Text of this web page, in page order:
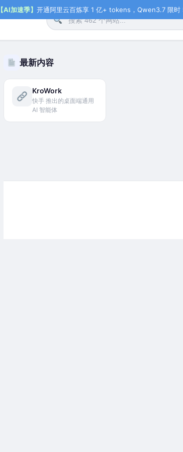
【AI加速季】 开通阿里云百炼享 1 亿+ tokens，Qwen3.7 限时
最新内容
KroWork
快手 推出的桌面端通用
AI 智能体